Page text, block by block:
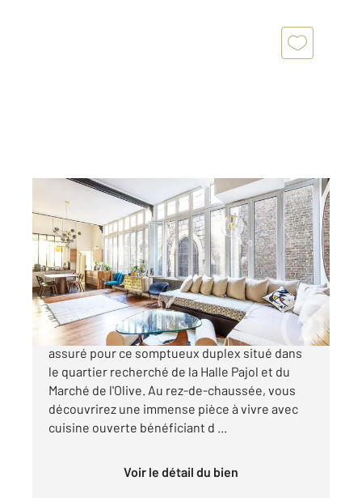
PARIS 75018
121 m
, 5 pièces
Ref : 4367
Appartement à vendre
980 000 €
RARE ET EXCEPTIONNEL Coup de cœur
assuré pour ce somptueux duplex situé dans
le quartier recherché de la Halle Pajol et du
Marché de l'Olive. Au rez-de-chaussée, vous
découvrirez une immense pièce à vivre avec
cuisine ouverte bénéficiant d ...
Voir le détail du bien